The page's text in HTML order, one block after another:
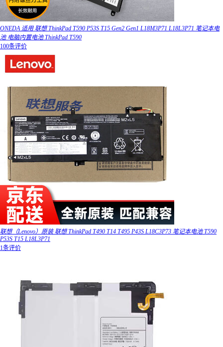
ONEDA 适用 联想 ThinkPad T590 P53S T15 Gen2 Gen1 L18M3P71 L18L3P71 笔记本电
池 电脑内置电池 ThinkPad T590
100条评价
联想（Lenovo）原装 联想 ThinkPad T490 T14 T495 P43S L18C3P73 笔记本电池 T590
P53S T15 L18L3P71
1条评价